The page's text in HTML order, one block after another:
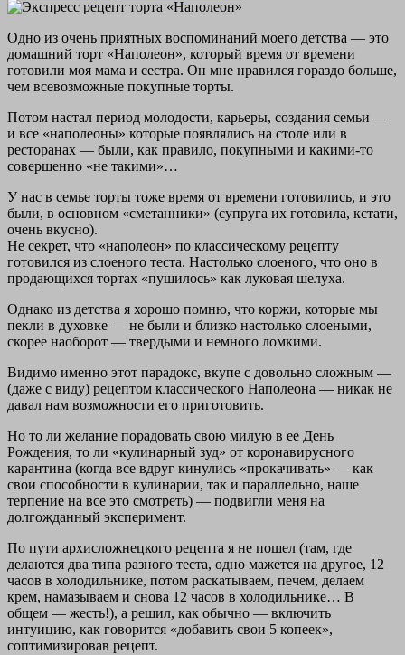
Одно из очень приятных воспоминаний моего детства — это
домашний торт «Наполеон», который время от времени
готовили моя мама и сестра. Он мне нравился гораздо больше,
чем всевозможные покупные торты.
Потом настал период молодости, карьеры, создания семьи —
и все «наполеоны» которые появлялись на столе или в
ресторанах — были, как правило, покупными и какими-то
совершенно «не такими»…
У нас в семье торты тоже время от времени готовились, и это
были, в основном «сметанники» (супруга их готовила, кстати,
очень вкусно).
Не секрет, что «наполеон» по классическому рецепту
готовился из слоеного теста. Настолько слоеного, что оно в
продающихся тортах «пушилось» как луковая шелуха.
Однако из детства я хорошо помню, что коржи, которые мы
пекли в духовке — не были и близко настолько слоеными,
скорее наоборот — твердыми и немного ломкими.
Видимо именно этот парадокс, вкупе с довольно сложным —
(даже с виду) рецептом классического Наполеона — никак не
давал нам возможности его приготовить.
Но то ли желание порадовать свою милую в ее День
Рождения, то ли «кулинарный зуд» от коронавирусного
карантина (когда все вдруг кинулись «прокачивать» — как
свои способности в кулинарии, так и параллельно, наше
терпение на все это смотреть) — подвигли меня на
долгожданный эксперимент.
По пути архисложнецкого рецепта я не пошел (там, где
делаются два типа разного теста, одно мажется на другое, 12
часов в холодильнике, потом раскатываем, печем, делаем
крем, намазываем и снова 12 часов в холодильнике… В
общем — жесть!), а решил, как обычно — включить
интуицию, как говорится «добавить свои 5 копеек»,
соптимизировав рецепт.